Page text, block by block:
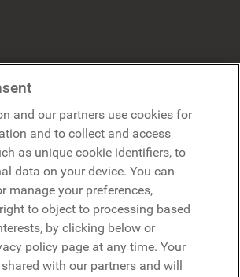
and our partners use cookies for
and to collect and access
as unique cookie identifiers, to
data on your device. You can
manage your preferences,
to object to processing based
by clicking below or
policy page at any time. Your
with our partners and will